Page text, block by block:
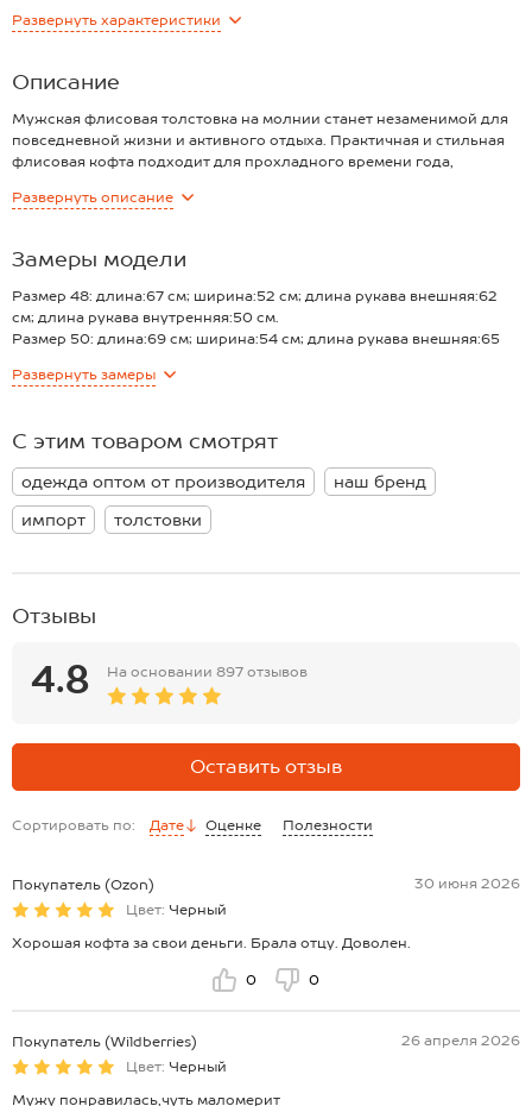
Материал:
Развернуть характеристики
Описание
Мужская флисовая толстовка на молнии станет незаменимой для
повседневной жизни и активного отдыха. Практичная и стильная
флисовая кофта подходит для прохладного времени года,
Преимущества:
— однотонная спортивная толстовка на замке подойдет на каждый
день;
— прямой крой и ворот-стойка добавляют практичности;
— удобные боковые карманы и внутренний карман добавляют
— демисезонная толстовка с молнией идеально подходит для
прохладных осенних и зимних дней.
Развернуть описание
Замеры модели
Размер 48: длина:67 см; ширина:52 см; длина рукава внешняя:62
см; длина рукава внутренняя:50 см.
Размер 50: длина:69 см; ширина:54 см; длина рукава внешняя:65
Размер 52: длина:72 см; ширина:56 см; длина рукава внешняя:66
см; длина рукава внутренняя:53 см.
Размер 56: длина:76 см; ширина:61 см; длина рукава внешняя:68 см;
длина рукава внутренняя:54 см.
*замеры выборочные, могут незначительно отличаться.
Развернуть замеры
С этим товаром смотрят
одежда оптом от производителя
наш бренд
импорт
толстовки
Отзывы
4.8 На основании 897 отзывов
Оставить отзыв
Сортировать по: Дате Оценке Полезности
Покупатель (Ozon)
30 июня 2026
Цвет: Черный
Хорошая кофта за свои деньги. Брала отцу. Доволен.
0 0
Покупатель (Wildberries)
26 апреля 2026
Цвет: Черный
Мужу понравилась,чуть маломерит